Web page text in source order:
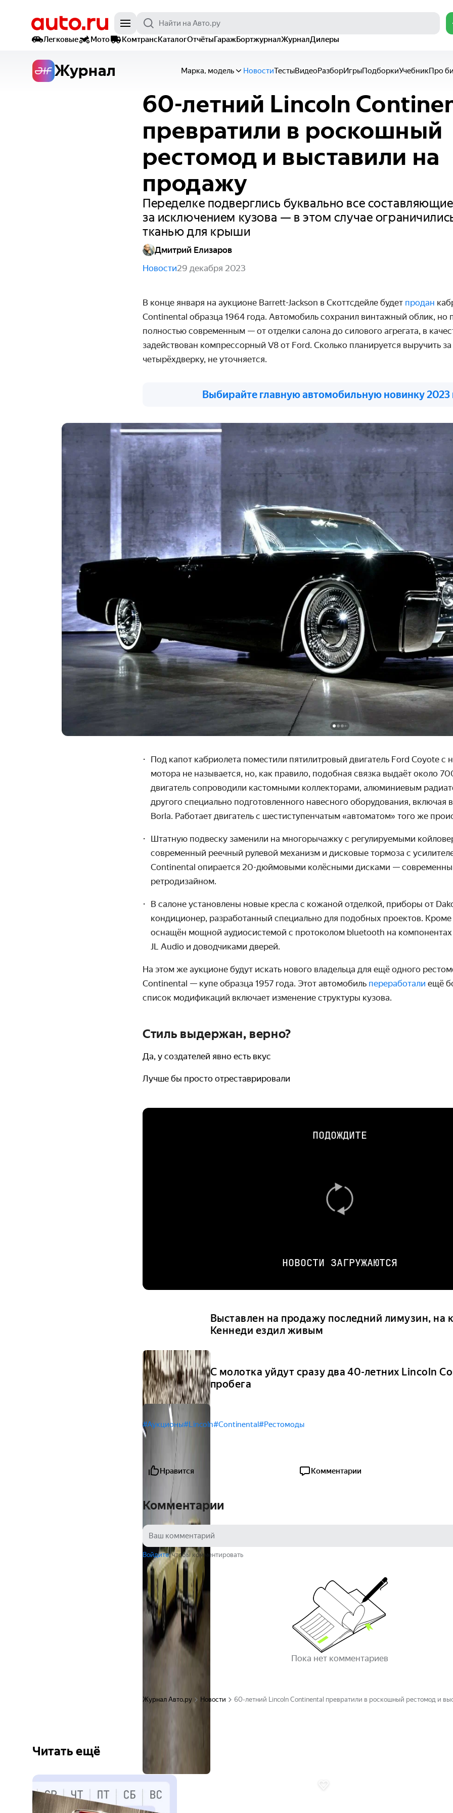
Легковые
Мото КомтрансКаталогОтчётыГаражБортжурналЖурналДилеры
Журнал Марка, модель НовостиТестыВидеоРазборИгрыПодборкиУчебникПро
60-летний Lincoln
превратили в роскошный
рестомод и выставили на
продажу
Переделке подверглись буквально все
за исключением кузова — в этом случае
тканью для крыши
Дмитрий Елизаров
Новости29 декабря 2023
В конце января на аукционе Barrett-Jackson в Скоттсдейле будет продан
Continental образца 1964 года. Автомобиль сохранил винтажный облик, но
полностью современным — от отделки салона до силового агрегата, в
задействован компрессорный V8 от Ford. Сколько планируется выручить
четырёхдверку, не уточняется.
Выбирайте главную автомобильную новинку 2023
Под капот кабриолета поместили пятилитровый двигатель Ford Coyote с
мотора не называется, но, как правило, подобная связка выдаёт около
двигатель сопроводили кастомными коллекторами, алюминиевым
другого специально подготовленного навесного оборудования, включая
Borla. Работает двигатель с шестиступенчатым «автоматом» того же
Штатную подвеску заменили на многорычажку с регулируемыми
современный реечный рулевой механизм и дисковые тормоза с
Continental опирается 20-дюймовыми колёсными дисками —
ретродизайном.
В салоне установлены новые кресла с кожаной отделкой, приборы от
кондиционер, разработанный специально для подобных проектов. Кроме
оснащён мощной аудиосистемой с протоколом bluetooth на
JL Audio и доводчиками дверей.
На этом же аукционе будут искать нового владельца для ещё одного
Continental — купе образца 1957 года. Этот автомобиль переработали ещё
список модификаций включает изменение структуры кузова.
Стиль выдержан, верно?
Да, у создателей явно есть вкус
Лучше бы просто отреставрировали
ПОДОЖДИТЕ
НОВОСТИ ЗАГРУЖАЮТСЯ
Выставлен на продажу последний лимузин, на
Кеннеди ездил живым
С молотка уйдут сразу два 40-летних Lincoln
пробега
#Аукционы#Lincoln#Continental#Рестомоды
Нравится Комментарии
Комментарии
Войдите, чтобы комментировать
Пока нет комментариев
Журнал Авто.ру Новости 60-летний Lincoln Continental превратили в роскошный рестомод и
Читать ещё